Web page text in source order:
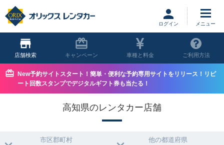
ログイン
店舗 キャンペーン 車種と料金 ご利用方法
New予約サイトスタート！簡単・便利な予約専用サイトをリリース！リピ
ート回数スタンプでデジタルギフト券も当たる！
高知県のレンタカー店舗
市区郡町村 他の都道府県